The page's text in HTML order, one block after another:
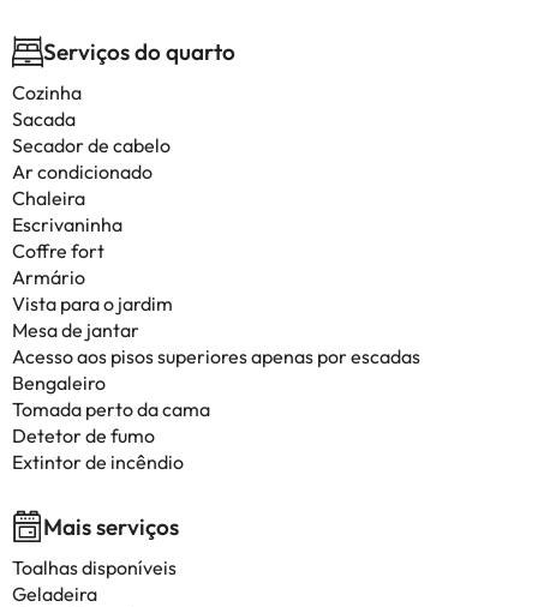
Serviços do quarto
Cozinha
Sacada
Secador de cabelo
Ar condicionado
Chaleira
Escrivaninha
Coffre fort
Armário
Vista para o jardim
Mesa de jantar
Acesso aos pisos superiores apenas por escadas
Bengaleiro
Tomada perto da cama
Detetor de fumo
Extintor de incêndio
Mais serviços
Toalhas disponíveis
Geladeira